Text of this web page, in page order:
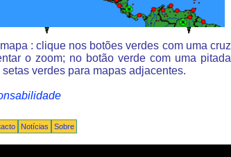
: clique nos botões verdes com uma cruz
o zoom; no botão verde com uma pitada
verdes para mapas adjacentes.
Notícias Sobre